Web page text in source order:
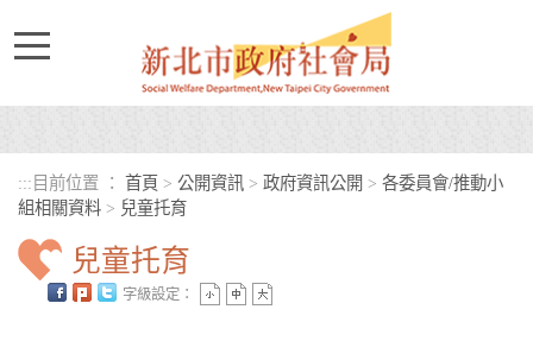
::: 目前位置 ： 首頁 > 公開資訊 > 政府資訊公開 > 各委員會/推動小
組相關資料 > 兒童托育
兒童托育
字級設定：